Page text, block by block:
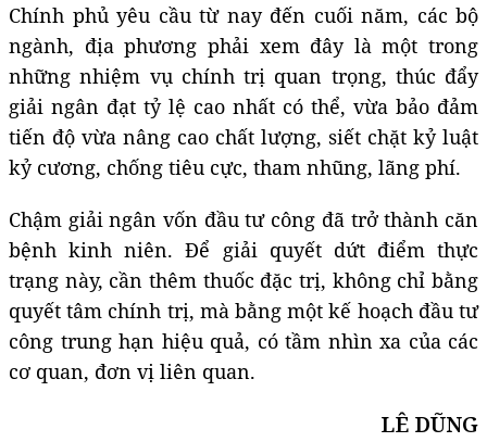
Chính phủ yêu cầu từ nay đến cuối năm, các bộ
ngành, địa phương phải xem đây là một trong
những nhiệm vụ chính trị quan trọng, thúc đẩy
giải ngân đạt tỷ lệ cao nhất có thể, vừa bảo đảm
tiến độ vừa nâng cao chất lượng, siết chặt kỷ luật
kỷ cương, chống tiêu cực, tham nhũng, lãng phí.
Chậm giải ngân vốn đầu tư công đã trở thành căn
bệnh kinh niên. Để giải quyết dứt điểm thực
trạng này, cần thêm thuốc đặc trị, không chỉ bằng
quyết tâm chính trị, mà bằng một kế hoạch đầu tư
công trung hạn hiệu quả, có tầm nhìn xa của các
cơ quan, đơn vị liên quan.
LÊ DŨNG